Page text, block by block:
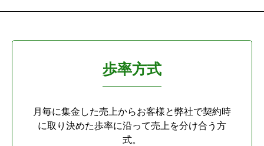
歩率方式
月毎に集金した売上からお客様と弊社で契約時
に取り決めた歩率に沿って売上を分け合う方
式。